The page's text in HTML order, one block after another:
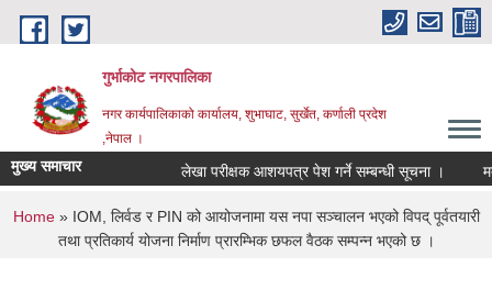
Skip to main content
गुर्भाकोट नगरपालिका
नगर कार्यपालिकाको कार्यालय, शुभाघाट, सुर्खेत, कर्णाली प्रदेश
,नेपाल ।
मुख्य समाचार लेखा परीक्षक आशयपत्र पेश गर्ने सम्बन्धी सूचना ।
You are here
Home» IOM, लिर्वड र PIN को आयोजनामा यस नपा सञ्चालन भएको विपद् पूर्वतयारी
तथा प्रतिकार्य योजना निर्माण प्रारम्भिक छफल वैठक सम्पन्न भएको छ ।